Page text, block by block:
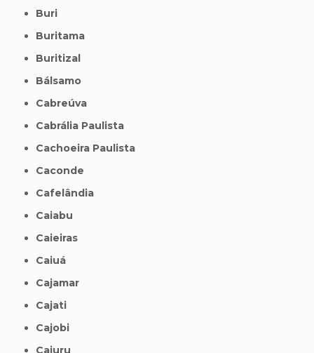
Buri
Buritama
Buritizal
Bálsamo
Cabreúva
Cabrália Paulista
Cachoeira Paulista
Caconde
Cafelândia
Caiabu
Caieiras
Caiuá
Cajamar
Cajati
Cajobi
Cajuru